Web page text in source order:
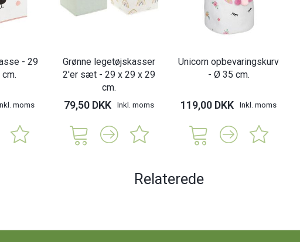
- 29
moms
Grønne legetøjskasser
2'er sæt - 29 x 29 x 29
cm.
79,50 DKK Inkl. moms
Unicorn opbevaringskurv
- Ø 35 cm.
119,00 DKK Inkl. moms
Relaterede